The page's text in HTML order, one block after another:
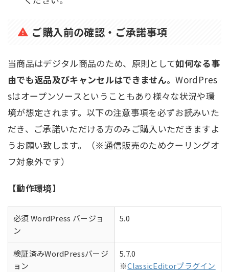
ご購入前の確認・ご承諾事項
当商品はデジタル商品のため、原則として如何なる事
由でも返品及びキャンセルはできません。WordPres
sはオープンソースということもあり様々な状況や環
境が想定されます。以下の注意事項を必ずお読みいた
だき、ご承諾いただける方のみご購入いただきますよ
うお願い致します。（※通信販売のためクーリングオ
フ対象外です）
【動作環境】
必須 WordPress バージョ
ン
5.0
検証済みWordPressバージ
ョン
5.7.0
※ClassicEditorプラグイン